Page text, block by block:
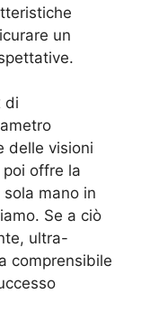
un
di
delle visioni
offre la
mano in
Se a ciò
ultra-
comprensibile